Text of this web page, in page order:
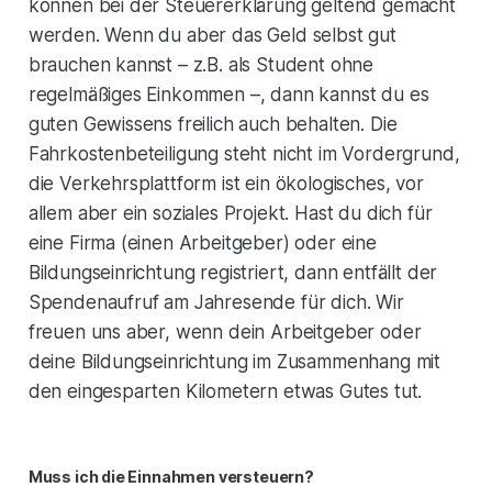
können bei der Steuererklärung geltend gemacht
werden. Wenn du aber das Geld selbst gut
brauchen kannst – z.B. als Student ohne
regelmäßiges Einkommen –, dann kannst du es
guten Gewissens freilich auch behalten. Die
Fahrkostenbeteiligung steht nicht im Vordergrund,
die Verkehrsplattform ist ein ökologisches, vor
allem aber ein soziales Projekt. Hast du dich für
eine Firma (einen Arbeitgeber) oder eine
Bildungseinrichtung registriert, dann entfällt der
Spendenaufruf am Jahresende für dich. Wir
freuen uns aber, wenn dein Arbeitgeber oder
deine Bildungseinrichtung im Zusammenhang mit
den eingesparten Kilometern etwas Gutes tut.
Muss ich die Einnahmen versteuern?